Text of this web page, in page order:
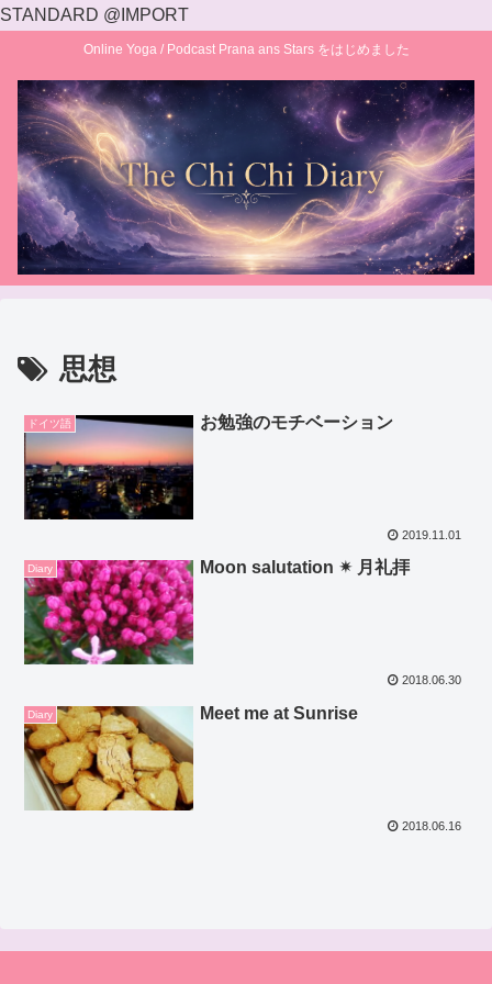
STANDARD @IMPORT
Online Yoga / Podcast Prana ans Stars をはじめました
思想
ドイツ語 お勉強のモチベーション
2019.11.01
Diary Moon salutation ✴ 月礼拝
2018.06.30
Diary Meet me at Sunrise
2018.06.16